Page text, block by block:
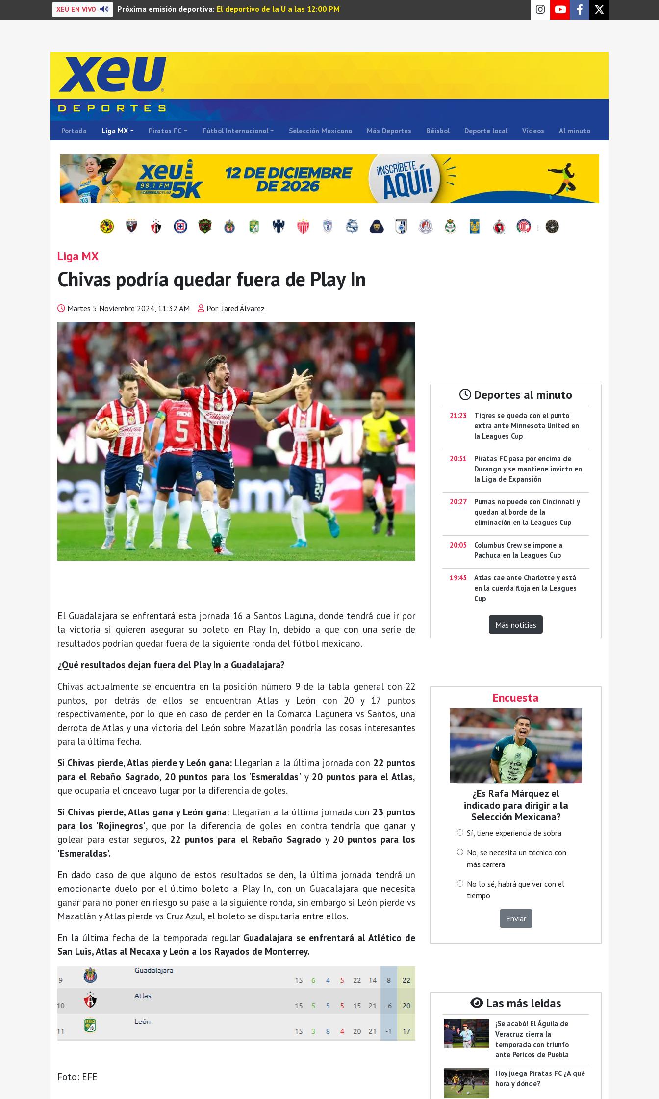
XEU EN VIVO Próxima emisión deportiva: El deportivo de la U a las 12:00 PM
Portada Liga MX Piratas FC Fútbol Internacional Selección Mexicana Más Deportes Béisbol Deporte local Videos Al minuto
|
Liga MX
Chivas podría quedar fuera de Play In
Martes 5 Noviembre 2024, 11:32 AM Por: Jared Álvarez
El Guadalajara se enfrentará esta jornada 16 a Santos Laguna, donde tendrá que ir por
la victoria si quieren asegurar su boleto en Play In, debido a que con una serie de
resultados podrían quedar fuera de la siguiente ronda del fútbol mexicano.
¿Qué resultados dejan fuera del Play In a Guadalajara?
Chivas actualmente se encuentra en la posición número 9 de la tabla general con 22
puntos, por detrás de ellos se encuentran Atlas y León con 20 y 17 puntos
respectivamente, por lo que en caso de perder en la Comarca Lagunera vs Santos, una
derrota de Atlas y una victoria del León sobre Mazatlán pondría las cosas interesantes
para la última fecha.
Si Chivas pierde, Atlas pierde y León gana:Llegarían a la última jornada con 22 puntos
para el Rebaño Sagrado, 20 puntos para los 'Esmeraldas' y 20 puntos para el Atlas,
que ocuparía el onceavo lugar por la diferencia de goles.
Si Chivas pierde, Atlas gana y León gana: Llegarían a la última jornada con 23 puntos
para los 'Rojinegros', que por la diferencia de goles en contra tendría que ganar y
golear para estar seguros, 22 puntos para el Rebaño Sagrado y 20 puntos para los
'Esmeraldas'.
En dado caso de que alguno de estos resultados se den, la última jornada tendrá un
emocionante duelo por el último boleto a Play In, con un Guadalajara que necesita
ganar para no poner en riesgo su pase a la siguiente ronda, sin embargo si León pierde vs
Mazatlán y Atlas pierde vs Cruz Azul, el boleto se disputaría entre ellos.
En la última fecha de la temporada regular Guadalajara se enfrentará al Atlético de
San Luis, Atlas al Necaxa y León a los Rayados de Monterrey.
Foto: EFE
Deportes al minuto
21:23
Tigres se queda con el punto
extra ante Minnesota United en
la Leagues Cup
20:51
Piratas FC pasa por encima de
Durango y se mantiene invicto en
la Liga de Expansión
20:27
Pumas no puede con Cincinnati y
quedan al borde de la
eliminación en la Leagues Cup
20:05
Columbus Crew se impone a
Pachuca en la Leagues Cup
19:45
Atlas cae ante Charlotte y está
en la cuerda floja en la Leagues
Cup
Más noticias
Encuesta
¿Es Rafa Márquez el
indicado para dirigir a la
Selección Mexicana?
Sí, tiene experiencia de sobra
No, se necesita un técnico con
más carrera
No lo sé, habrá que ver con el
tiempo
Enviar
Las más leidas
¡Se acabó! El Águila de
Veracruz cierra la
temporada con triunfo
ante Pericos de Puebla
Hoy juega Piratas FC ¿A qué
hora y dónde?